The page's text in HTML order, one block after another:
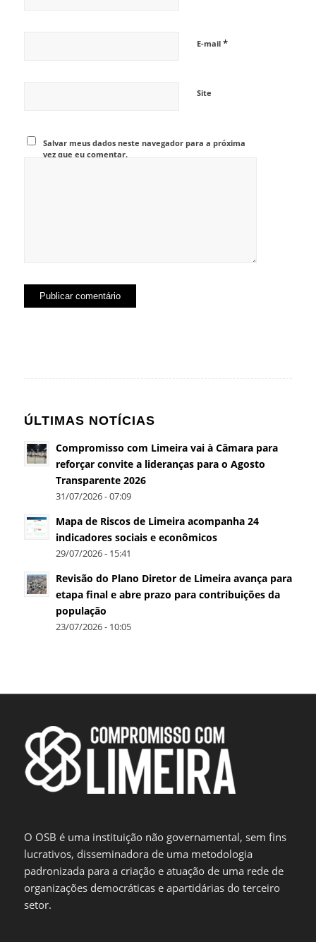
E-mail *
Site
Salvar meus dados neste navegador para a próxima
vez que eu comentar.
ÚLTIMAS NOTÍCIAS
Compromisso com Limeira vai à Câmara para
reforçar convite a lideranças para o Agosto
Transparente 2026
31/07/2026 - 07:09
Mapa de Riscos de Limeira acompanha 24
indicadores sociais e econômicos
29/07/2026 - 15:41
Revisão do Plano Diretor de Limeira avança para
etapa final e abre prazo para contribuições da
população
23/07/2026 - 10:05
O OSB é uma instituição não governamental, sem fins
lucrativos, disseminadora de uma metodologia
padronizada para a criação e atuação de uma rede de
organizações democráticas e apartidárias do terceiro
setor.